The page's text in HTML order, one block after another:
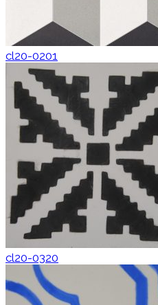
cl20-0201
cl20-0320